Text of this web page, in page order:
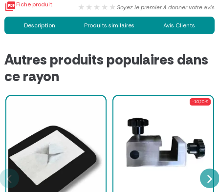
Fiche produit ★★★★★ Soyez le premier à donner votre avis
Description Produits similaires Avis Clients
Autres produits populaires dans
ce rayon
-10,20 €